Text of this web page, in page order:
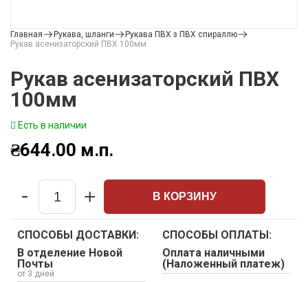
Главная Рукава, шланги
Рукава ПВХ з ПВХ спираллю
Рукав асенизаторский ПВХ 100мм
Рукав асенизаторский ПВХ
100мм
Есть в наличии
₴644.00 м.п.
Quantity
- + В КОРЗИНУ
СПОСОБЫ ДОСТАВКИ:
В отделение Новой
Почты
от 3 дней
СПОСОБЫ ОПЛАТЫ:
Оплата наличными
(Наложенный платеж)